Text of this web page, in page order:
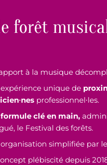
forêt
à la musique
unique de
professionnel∙les.
formule clé en main,
le Festival des forêts.
simplifiée par
plébiscité depuis